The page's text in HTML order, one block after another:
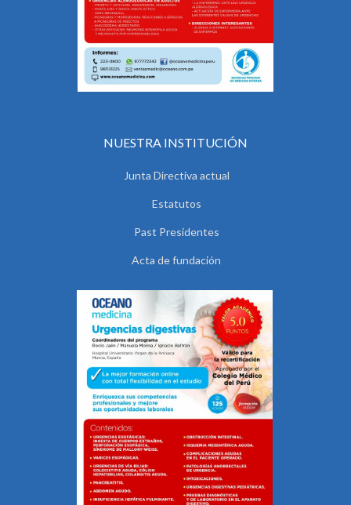
NUESTRA INSTITUCIÓN
Junta Directiva actual
Estatutos
Past Presidentes
Acta de fundación